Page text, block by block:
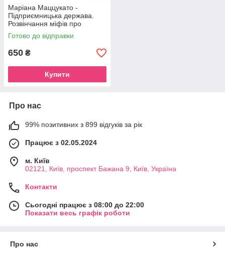
Маріана Маццукато -
Підприємницька держава.
Розвінчання міфів про
державний і приватний
сектори
Готово до відправки
650 ₴
Купити
Про нас
99% позитивних з 899 відгуків за рік
Працює з 02.05.2024
м. Київ
02121, Київ, проспект Бажана 9, Київ, Україна
Контакти
Сьогодні працює з 08:00 до 22:00
Показати весь графік роботи
Про нас